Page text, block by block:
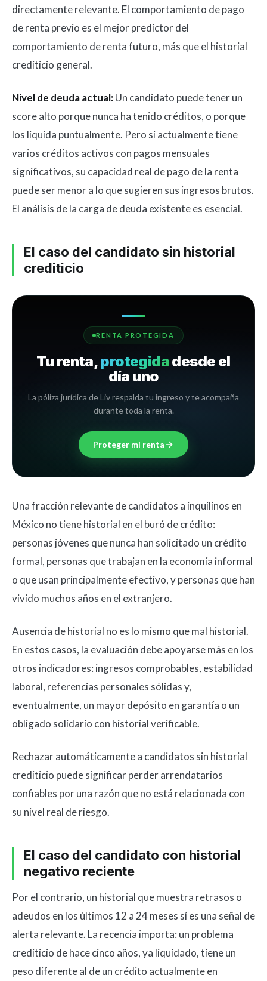
directamente relevante. El comportamiento de pago
de renta previo es el mejor predictor del
comportamiento de renta futuro, más que el historial
crediticio general.
Nivel de deuda actual:Un candidato puede tener un
score alto porque nunca ha tenido créditos, o porque
los liquida puntualmente. Pero si actualmente tiene
varios créditos activos con pagos mensuales
significativos, su capacidad real de pago de la renta
puede ser menor a lo que sugieren sus ingresos brutos.
El análisis de la carga de deuda existente es esencial.
El caso del candidato sin historial
crediticio
RENTA PROTEGIDA
Tu renta,protegidadesde el
día uno
La póliza jurídica de Liv respalda tu ingreso y te acompaña
durante toda la renta.
Proteger mi renta
Una fracción relevante de candidatos a inquilinos en
México no tiene historial en el buró de crédito:
personas jóvenes que nunca han solicitado un crédito
formal, personas que trabajan en la economía informal
o que usan principalmente efectivo, y personas que han
vivido muchos años en el extranjero.
Ausencia de historial no es lo mismo que mal historial.
En estos casos, la evaluación debe apoyarse más en los
otros indicadores: ingresos comprobables, estabilidad
laboral, referencias personales sólidas y,
eventualmente, un mayor depósito en garantía o un
obligado solidario con historial verificable.
Rechazar automáticamente a candidatos sin historial
crediticio puede significar perder arrendatarios
confiables por una razón que no está relacionada con
su nivel real de riesgo.
El caso del candidato con historial
negativo reciente
Por el contrario, un historial que muestra retrasos o
adeudos en los últimos 12 a 24 meses sí es una señal de
alerta relevante. La recencia importa: un problema
crediticio de hace cinco años, ya liquidado, tiene un
peso diferente al de un crédito actualmente en